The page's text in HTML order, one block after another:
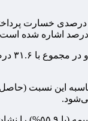
در این گزارش که در راستای شفاف سازی عملکرد بازار بیمه کشور به
بر اساس این
با ۱۱ ماهه اول سال قبل به ۵۵.۹ درصد